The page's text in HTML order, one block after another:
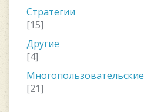
Стратегии
[15]
Другие
[4]
Многопользовательские
[21]